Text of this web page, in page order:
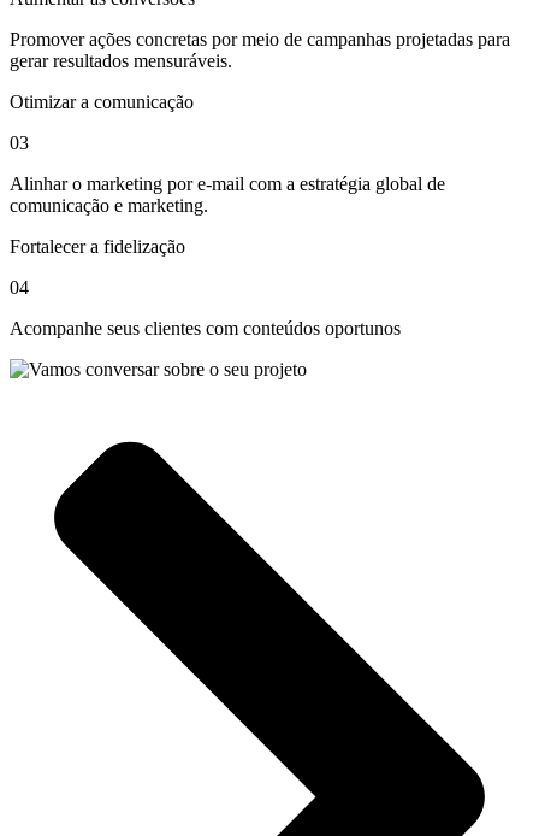
Promover ações concretas por meio de campanhas projetadas para
gerar resultados mensuráveis.
Otimizar a comunicação
03
Alinhar o marketing por e-mail com a estratégia global de
comunicação e marketing.
Fortalecer a fidelização
04
Acompanhe seus clientes com conteúdos oportunos